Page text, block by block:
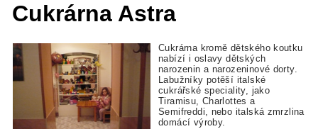
Cukrárna Astra
Cukrárna kromě dětského koutku
nabízí i oslavy dětských
narozenin a narozeninové dorty.
Labužníky potěší italské
cukrářské speciality, jako
Tiramisu, Charlottes a
Semifreddi, nebo italská zmrzlina
domácí výroby.